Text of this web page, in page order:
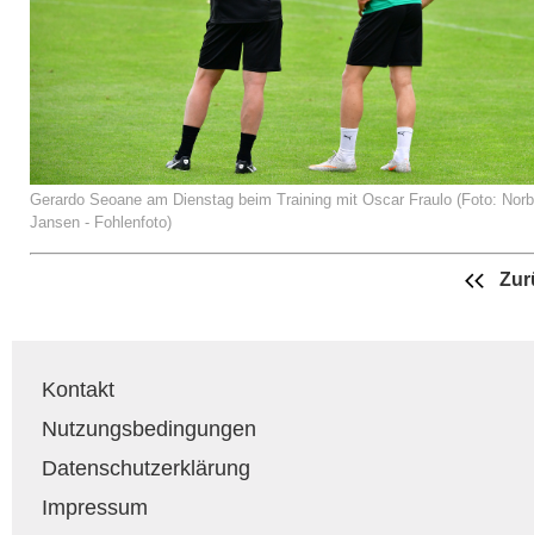
Gerardo Seoane am Dienstag beim Training mit Oscar Fraulo (Foto:
Jansen - Fohlenfoto)
Kontakt
Nutzungsbedingungen
Datenschutzerklärung
Impressum